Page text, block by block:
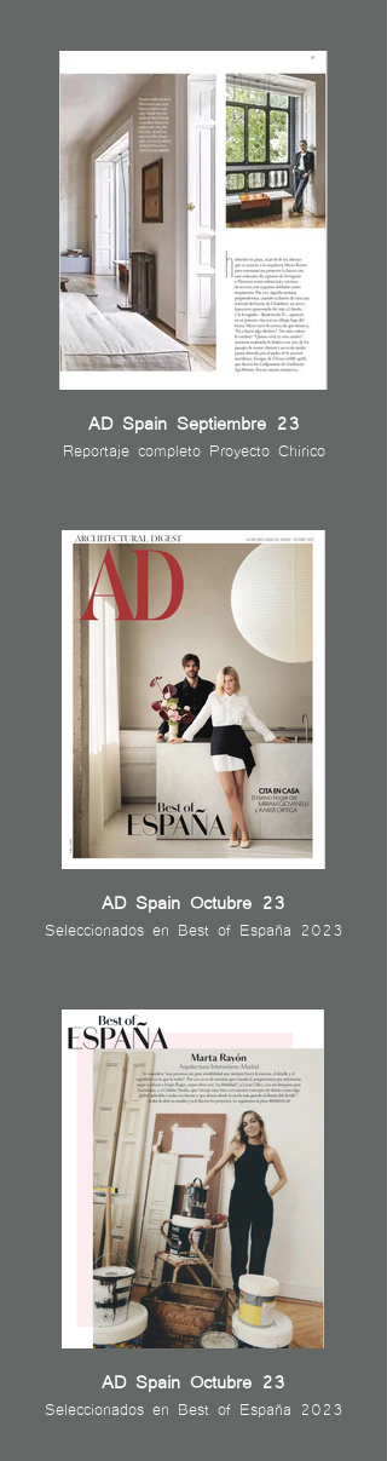
AD Spain Septiembre 23
Reportaje completo Proyecto Chirico
AD Spain Octubre 23
Seleccionados en Best of España 2023
AD Spain Octubre 23
Seleccionados en Best of España 2023